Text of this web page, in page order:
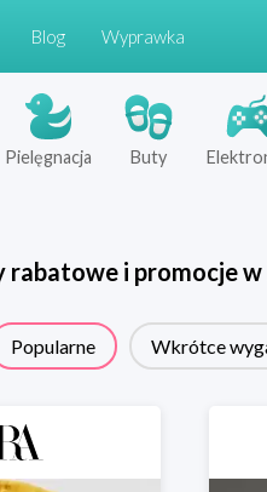
Blog Wyprawka
Pielęgnacja Buty
rabatowe i promocje w
Popularne Wkrótce